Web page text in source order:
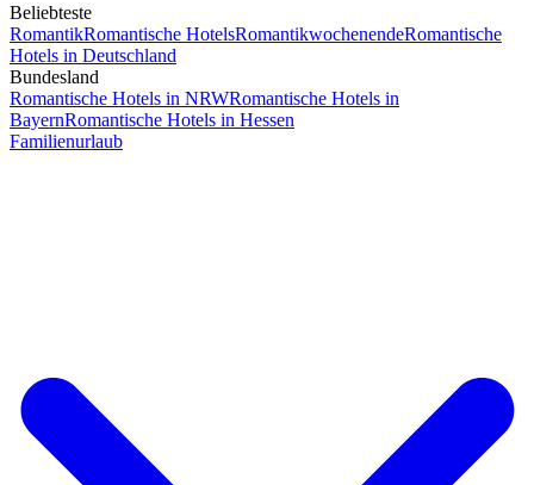
Beliebteste
RomantikRomantische HotelsRomantikwochenendeRomantische
Hotels in Deutschland
Bundesland
Romantische Hotels in NRWRomantische Hotels in
BayernRomantische Hotels in Hessen
Familienurlaub